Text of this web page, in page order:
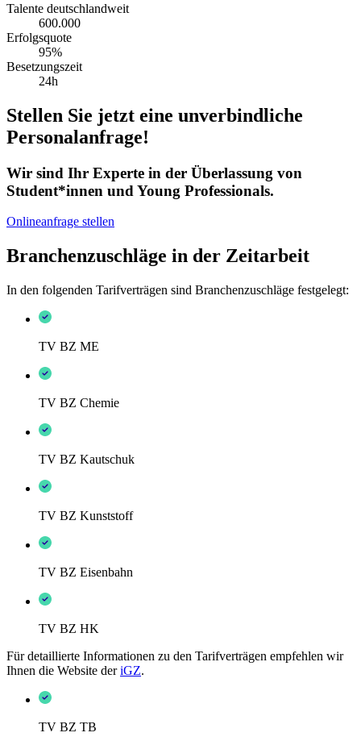
Talente deutschlandweit
600.000
Erfolgsquote
95%
Besetzungszeit
24h
Stellen Sie jetzt eine unverbindliche
Personalanfrage!
Wir sind Ihr Experte in der Überlassung von
Student*innen und Young Professionals.
Onlineanfrage stellen
Branchenzuschläge in der Zeitarbeit
In den folgenden Tarifverträgen sind Branchenzuschläge festgelegt:
TV BZ ME
TV BZ Chemie
TV BZ Kautschuk
TV BZ Kunststoff
TV BZ Eisenbahn
TV BZ HK
Für detaillierte Informationen zu den Tarifverträgen empfehlen wir
Ihnen die Website deriGZ.
TV BZ TB